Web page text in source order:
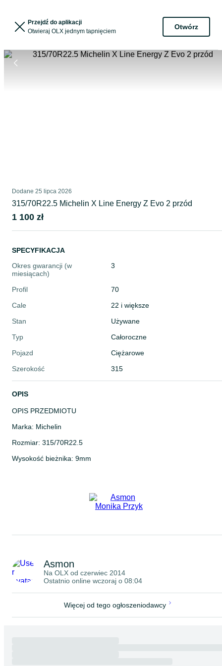
Przejdź do aplikacji
Otwieraj OLX jednym tapnięciem
Otwórz
Dodane 25 lipca 2026
315/70R22.5 Michelin X Line Energy Z Evo 2 przód
1 100 zł
SPECYFIKACJA
Okres gwarancji (w
miesiącach)
3
Profil
70
Cale
22 i większe
Stan
Używane
Typ
Całoroczne
Pojazd
Ciężarowe
Szerokość
315
OPIS
OPIS PRZEDMIOTU
Marka: Michelin
Rozmiar: 315/70R22.5
Wysokość bieżnika: 9mm
Oferujemy szeroki wybór opon – ponad 3500 sztuk nowych i
używanych. Dostępne pojedyncze sztuki, pary oraz komplety.
W naszej ofercie znajdziesz również opony NOWE Infinity w
295/60R22.5
295/80R22.5
315/60R22.5
315/70R22.5
315/80R22.5
385/55R19.5
Asmon
Na OLX od czerwiec 2014
Ostatnio online wczoraj o 08:04
Więcej od tego ogłoszeniodawcy